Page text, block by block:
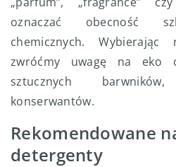
oznaczać obecność
chemicznych. Wybierając
zwróćmy uwagę na eko
sztucznych
konserwantów.
Rekomendowane
detergenty